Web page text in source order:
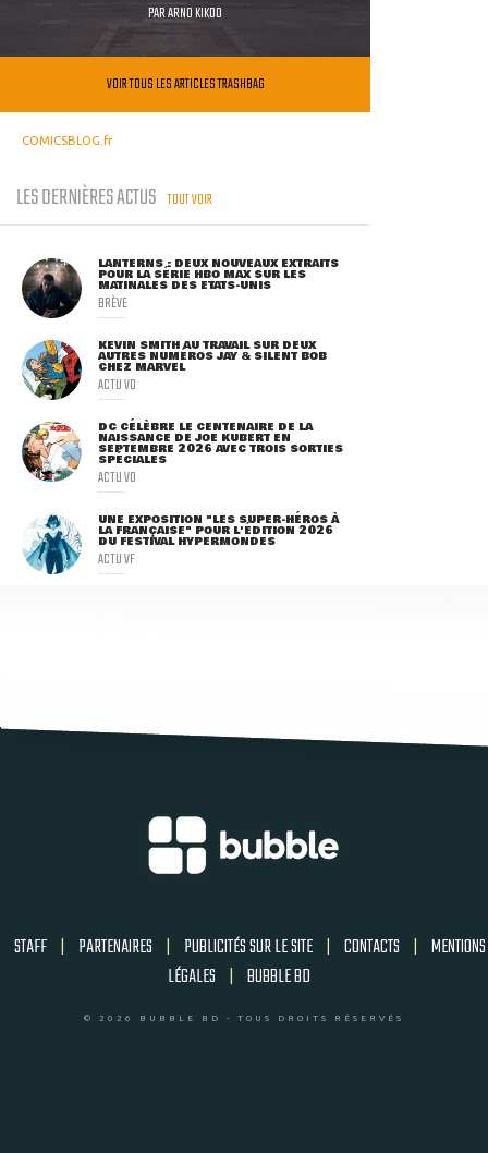
PARARNO KIKOO
VOIR TOUS LES ARTICLES TRASHBAG
COMICSBLOG.fr
LES DERNIÈRES ACTUS TOUT VOIR
LANTERNS : DEUX NOUVEAUX EXTRAITS
POUR LA SÉRIE HBO MAX SUR LES
MATINALES DES ETATS-UNIS
BRÈVE
KEVIN SMITH AU TRAVAIL SUR DEUX
AUTRES NUMÉROS JAY & SILENT BOB
CHEZ MARVEL
ACTU VO
DC CÉLÈBRE LE CENTENAIRE DE LA
NAISSANCE DE JOE KUBERT EN
SEPTEMBRE 2026 AVEC TROIS SORTIES
SPÉCIALES
ACTU VO
UNE EXPOSITION "LES SUPER-HÉROS À
LA FRANÇAISE" POUR L'ÉDITION 2026
DU FESTIVAL HYPERMONDES
ACTU VF
STAFF | PARTENAIRES | PUBLICITÉS SUR LE SITE | CONTACTS | MENTIONS
LÉGALES | BUBBLE BD
© 2026 BUBBLE BD - TOUS DROITS RÉSERVÉS